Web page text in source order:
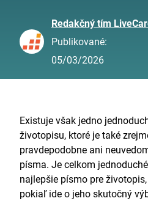
Redakčný tím
Publikované:
05/03/2026
Existuje však jedno
životopisu, ktoré je také
pravdepodobne ani
písma. Je celkom
najlepšie písmo pre
pokiaľ ide o jeho skutočný